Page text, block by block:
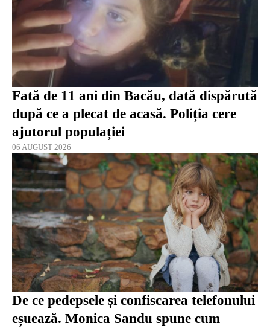
Fată de 11 ani din Bacău, dată dispărută
după ce a plecat de acasă. Poliția cere
ajutorul populației
06 AUGUST 2026
De ce pedepsele și confiscarea telefonului
eșuează. Monica Sandu spune cum